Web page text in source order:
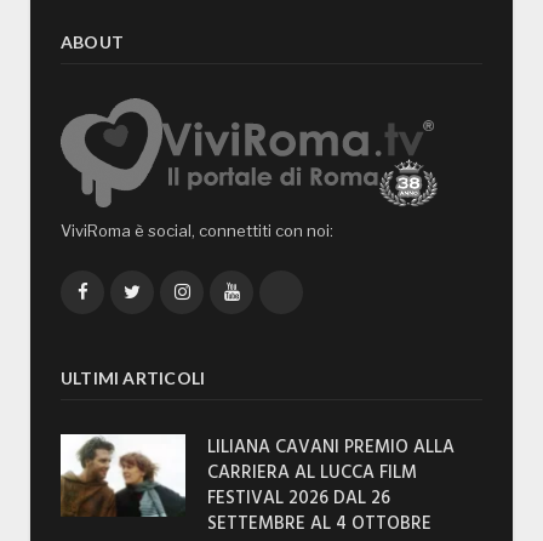
ABOUT
ViviRoma è social, connettiti con noi:
FacebookTwitterInstagramYouTube
ULTIMI ARTICOLI
LILIANA CAVANI PREMIO ALLA
CARRIERA AL LUCCA FILM
FESTIVAL 2026 DAL 26
SETTEMBRE AL 4 OTTOBRE